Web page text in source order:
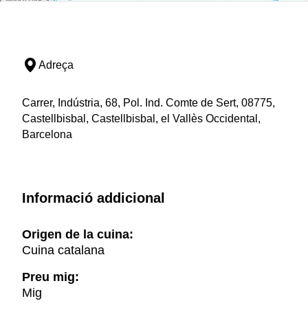
Adreça
Carrer, Indústria, 68, Pol. Ind. Comte de Sert, 08775,
Castellbisbal, Castellbisbal, el Vallès Occidental,
Barcelona
Informació addicional
Origen de la cuina:
Cuina catalana
Preu mig:
Mig